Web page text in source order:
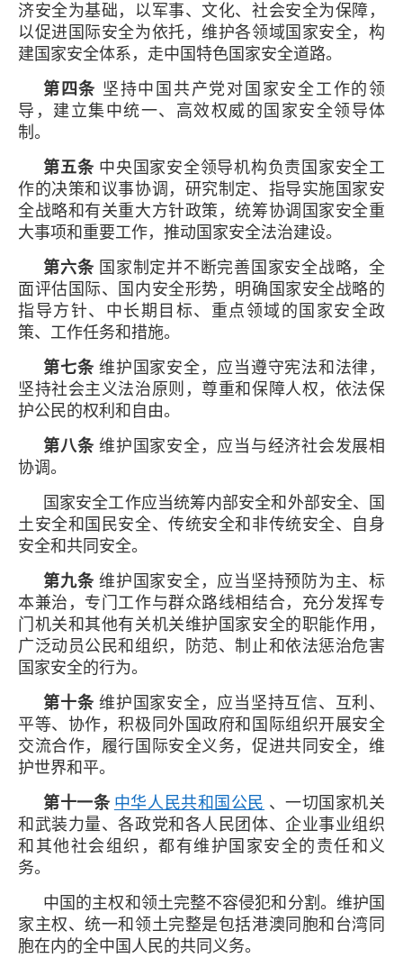
济安全为基础，以军事、文化、社会安全为保障，
以促进国际安全为依托，维护各领域国家安全，构
建国家安全体系，走中国特色国家安全道路。
第四条 坚持中国共产党对国家安全工作的领
导，建立集中统一、高效权威的国家安全领导体
制。
第五条 中央国家安全领导机构负责国家安全工
作的决策和议事协调，研究制定、指导实施国家安
全战略和有关重大方针政策，统筹协调国家安全重
大事项和重要工作，推动国家安全法治建设。
第六条 国家制定并不断完善国家安全战略，全
面评估国际、国内安全形势，明确国家安全战略的
指导方针、中长期目标、重点领域的国家安全政
策、工作任务和措施。
第七条 维护国家安全，应当遵守宪法和法律，
坚持社会主义法治原则，尊重和保障人权，依法保
护公民的权利和自由。
第八条 维护国家安全，应当与经济社会发展相
协调。
国家安全工作应当统筹内部安全和外部安全、国
土安全和国民安全、传统安全和非传统安全、自身
安全和共同安全。
第九条 维护国家安全，应当坚持预防为主、标
本兼治，专门工作与群众路线相结合，充分发挥专
门机关和其他有关机关维护国家安全的职能作用，
广泛动员公民和组织，防范、制止和依法惩治危害
国家安全的行为。
第十条 维护国家安全，应当坚持互信、互利、
平等、协作，积极同外国政府和国际组织开展安全
交流合作，履行国际安全义务，促进共同安全，维
护世界和平。
第十一条 中华人民共和国公民 、一切国家机关
和武装力量、各政党和各人民团体、企业事业组织
和其他社会组织，都有维护国家安全的责任和义
务。
中国的主权和领土完整不容侵犯和分割。维护国
家主权、统一和领土完整是包括港澳同胞和台湾同
胞在内的全中国人民的共同义务。